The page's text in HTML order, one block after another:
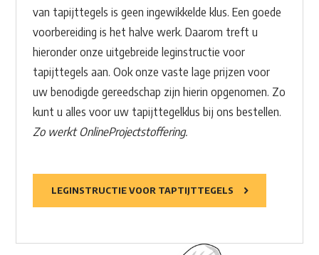
van tapijttegels is geen ingewikkelde klus. Een goede
voorbereiding is het halve werk. Daarom treft u
hieronder onze uitgebreide leginstructie voor
tapijttegels aan. Ook onze vaste lage prijzen voor
uw benodigde gereedschap zijn hierin opgenomen. Zo
kunt u alles voor uw tapijttegelklus bij ons bestellen.
Zo werkt OnlineProjectstoffering.
LEGINSTRUCTIE VOOR TAPTIJTTEGELS